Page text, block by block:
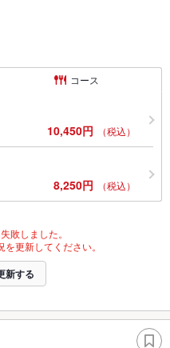
コース
10,450円 （税込）
8,250円 （税込）
敗しました。
更新してください。
新する